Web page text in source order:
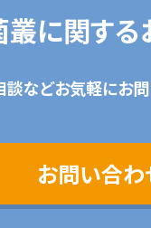
に関す
談などお気軽にお問
お問い合わ